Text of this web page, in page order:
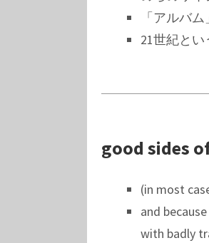
「アルバ
21世紀と
good sides
(in most
and
with badly